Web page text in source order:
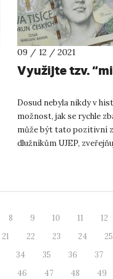
09 / 12 / 2021
Využijte tzv.
Dosud nebyla nikdy v
možnost, jak se rychle
může být tato pozitivní
dlužníkům UJEP,
8 9 10 11 12
21 22 23 24 25
34 35 36 37
46 47 48 49